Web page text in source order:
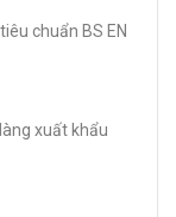
chuẩn BS EN
xuất khẩu